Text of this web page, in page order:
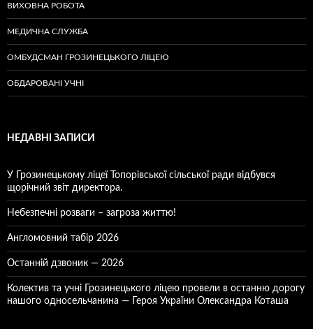
ВИХОВНА РОБОТА
МЕДИЧНА СЛУЖБА
ОМБУДСМАН ГРОЗИНЕЦЬКОГО ЛІЦЕЮ
ОБДАРОВАНІ УЧНІ
НЕДАВНІ ЗАПИСИ
У Грозинецькому ліцеї Топорівської сільської ради відбувся
щорічний звіт директора.
Небезпечні розваги – загроза життю!
Англомовний табір 2026
Останній дзвоник — 2026
Колектив та учні Грозинецького ліцею провели в останню дорогу
нашого односельчанина — Героя України Олександра Коташа